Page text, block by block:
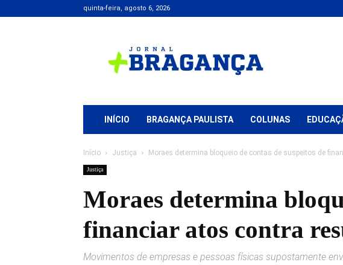
quinta-feira, agosto 6, 2026
+
Bragança
INÍCIO BRAGANÇA PAULISTA COLUNAS
Início Justiça Moraes determina bloqueio de contas de suspeitos de
Justiça
Moraes determina
financiar atos contra
Movimentos de empresas e pessoas físicas supostamente